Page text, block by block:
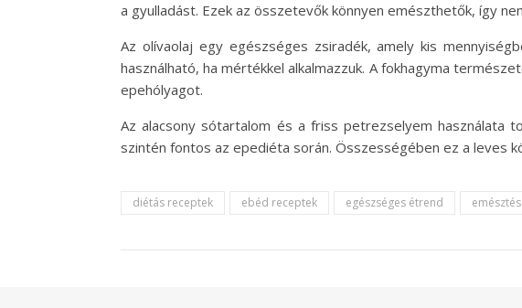
a gyulladást. Ezek az összetevők könnyen emészthetők, így
Az olívaolaj egy egészséges zsiradék, amely kis
használható, ha mértékkel alkalmazzuk. A fokhagyma
epehólyagot.
Az alacsony sótartalom és a friss petrezselyem használata
szintén fontos az epediéta során. Összességében ez a leves
diétás receptek ebéd receptek egészséges étrend emésztés